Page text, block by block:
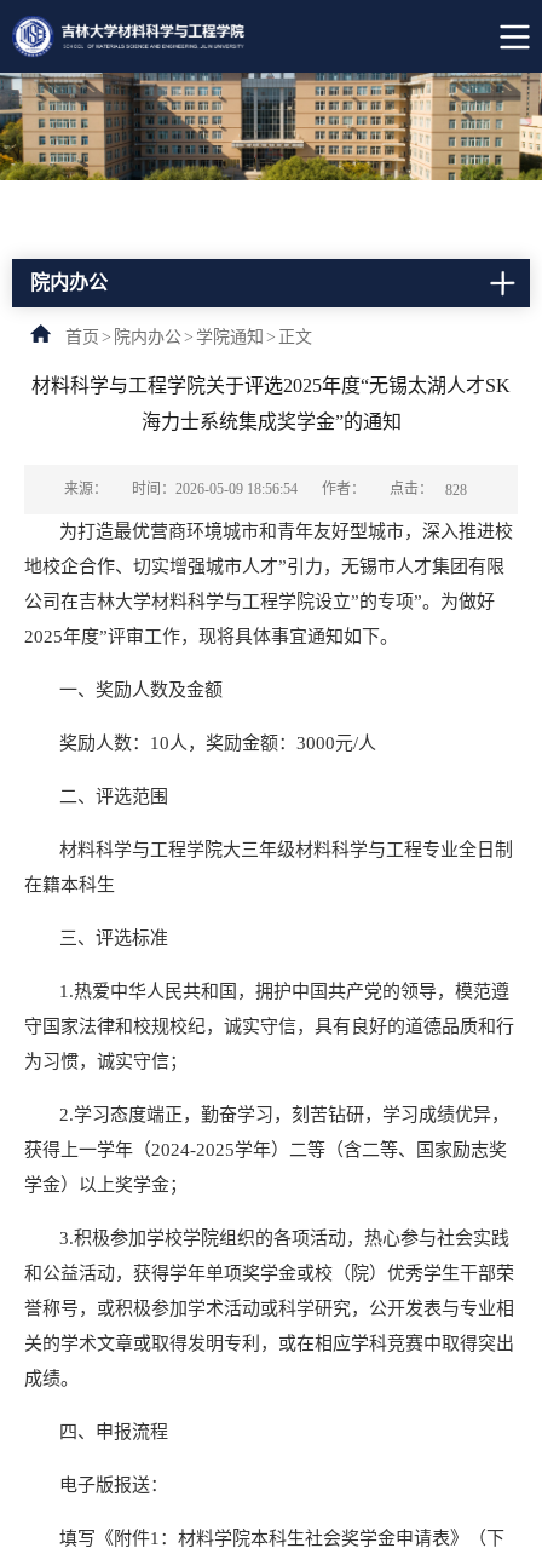
院内办公
首页 > 院内办公> 学院通知 > 正文
材料科学与工程学院关于评选2025年度“无锡太湖人才SK
海力士系统集成奖学金”的通知
来源： 时间：2026-05-09 18:56:54 作者： 点击： 828
为打造最优营商环境城市和青年友好型城市，深入推进校
地校企合作、切实增强城市人才”引力，无锡市人才集团有限
公司在吉林大学材料科学与工程学院设立”的专项”。为做好
2025年度”评审工作，现将具体事宜通知如下。
一、奖励人数及金额
奖励人数： 10人，奖励金额： 3000元/人
二、评选范围
材料科学与工程学院大三年级材料科学与工程专业全日制
在籍本科生
三、评选标准
1.热爱中华人民共和国，拥护中国共产党的领导，模范遵
守国家法律和校规校纪，诚实守信，具有良好的道德品质和行
为习惯，诚实守信；
2.学习态度端正，勤奋学习，刻苦钻研，学习成绩优异，
获得上一学年（2024-2025学年）二等（含二等、国家励志奖
学金）以上奖学金；
3.积极参加学校学院组织的各项活动，热心参与社会实践
和公益活动，获得学年单项奖学金或校（院）优秀学生干部荣
誉称号，或积极参加学术活动或科学研究，公开发表与专业相
关的学术文章或取得发明专利，或在相应学科竞赛中取得突出
成绩。
四、申报流程
电子版报送：
填写《附件1 ：材料学院本科生社会奖学金申请表》（下